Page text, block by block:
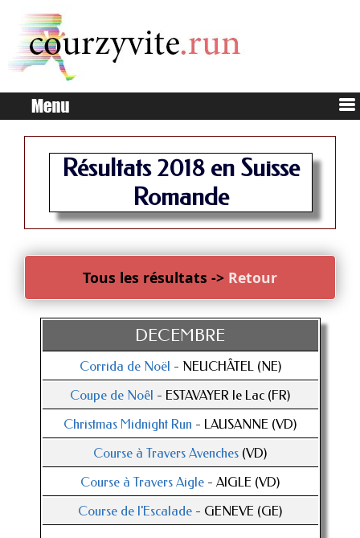
Résultats 2018 en Suisse
Romande
Tous les résultats -> Retour
DECEMBRE
Corrida de Noël - NEUCHÂTEL (NE)
Coupe de Noêl - ESTAVAYER le Lac (FR)
Christmas Midnight Run - LAUSANNE (VD)
Course à Travers Avenches (VD)
Course à Travers Aigle - AIGLE (VD)
Course de l'Escalade - GENEVE (GE)